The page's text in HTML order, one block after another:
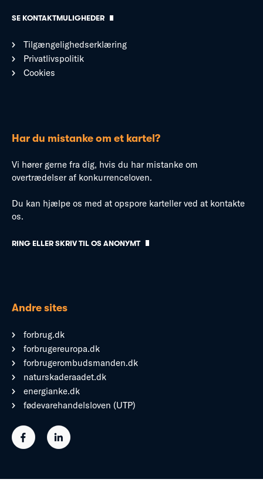
SE KONTAKTMULIGHEDER
Tilgængelighedserklæring
Privatlivspolitik
Cookies
Har du mistanke om et kartel?
Vi hører gerne fra dig, hvis du har mistanke om
overtrædelser af konkurrenceloven.
Du kan hjælpe os med at opspore karteller ved at kontakte
os.
RING ELLER SKRIV TIL OS ANONYMT
Andre sites
forbrug.dk
forbrugereuropa.dk
forbrugerombudsmanden.dk
naturskaderaadet.dk
energianke.dk
fødevarehandelsloven (UTP)